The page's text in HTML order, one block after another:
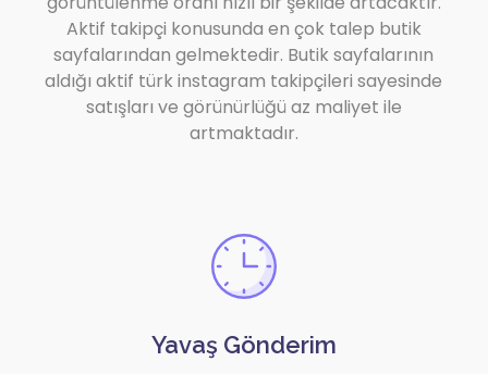
Aktif takipçi konusunda en çok talep butik
sayfalarından gelmektedir. Butik sayfalarının
aldığı aktif türk instagram takipçileri sayesinde
satışları ve görünürlüğü az maliyet ile
artmaktadır.
Yavaş Gönderim